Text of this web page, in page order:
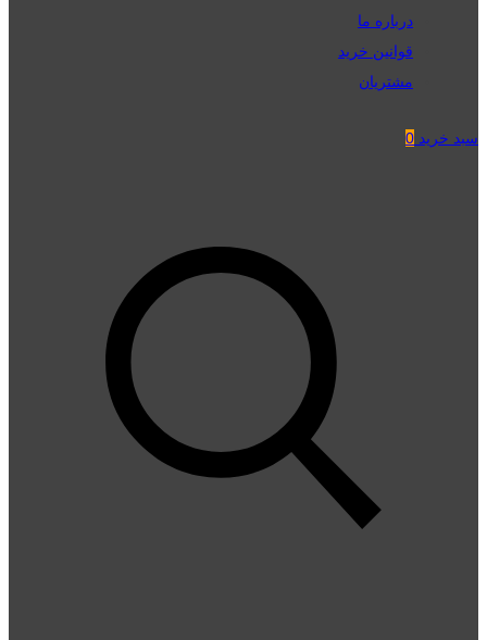
درباره ما
قوانین خرید
مشتریان
سبد خرید 0